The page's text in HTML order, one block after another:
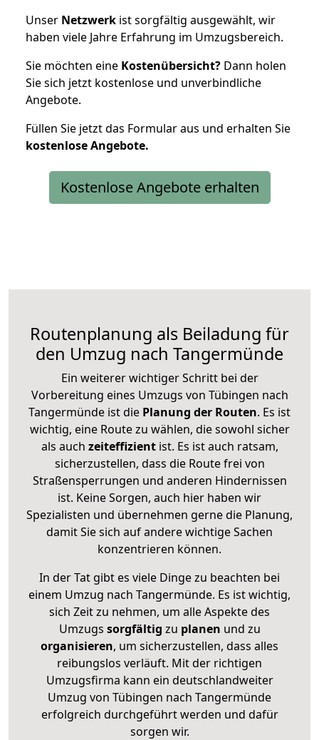
Unser Netzwerk ist sorgfältig ausgewählt, wir
haben viele Jahre Erfahrung im Umzugsbereich.
Sie möchten eine Kostenübersicht? Dann holen
Sie sich jetzt kostenlose und unverbindliche
Angebote.
Füllen Sie jetzt das Formular aus und erhalten Sie
kostenloseAngebote.
Kostenlose Angebote erhalten
Routenplanung als Beiladung für
den Umzug nach Tangermünde
Ein weiterer wichtiger Schritt bei der
Vorbereitung eines Umzugs von Tübingen nach
Tangermünde ist die Planung der Routen. Es ist
wichtig, eine Route zu wählen, die sowohl sicher
als auch zeiteffizientist. Es ist auch ratsam,
sicherzustellen, dass die Route frei von
Straßensperrungen und anderen Hindernissen
ist. Keine Sorgen, auch hier haben wir
Spezialisten und übernehmen gerne die Planung,
damit Sie sich auf andere wichtige Sachen
konzentrieren können.
In der Tat gibt es viele Dinge zu beachten bei
einem Umzug nach Tangermünde. Es ist wichtig,
sich Zeit zu nehmen, um alle Aspekte des
Umzugs sorgfältig zu planen und zu
organisieren, um sicherzustellen, dass alles
reibungslos verläuft. Mit der richtigen
Umzugsfirma kann ein deutschlandweiter
Umzug von Tübingen nach Tangermünde
erfolgreich durchgeführt werden und dafür
sorgen wir.